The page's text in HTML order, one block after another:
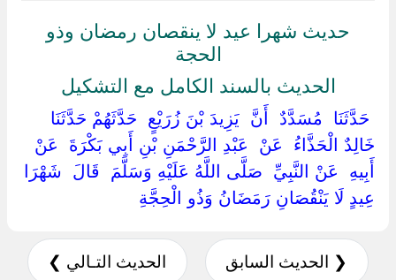
حديث شهرا عيد لا ينقصان رمضان وذو
الحجة
الحديث بالسند الكامل مع التشكيل
‏ ‏حَدَّثَنَا ‏ ‏مُسَدَّدٌ ‏ ‏أَنَّ ‏ ‏يَزِيدَ بْنَ زُرَيْعٍ ‏ ‏حَدَّثَهُمْ حَدَّثَنَا ‏
‏خَالِدٌ الْحَذَّاءُ ‏ ‏عَنْ ‏ ‏عَبْدِ الرَّحْمَنِ بْنِ أَبِي بَكْرَةَ ‏ ‏عَنْ ‏
‏أَبِيهِ ‏ ‏عَنْ النَّبِيِّ ‏ ‏صَلَّى اللَّهُ عَلَيْهِ وَسَلَّمَ ‏ ‏قَالَ ‏ ‏شَهْرَا
عِيدٍ لَا يَنْقُصَانِ رَمَضَانُ وَذُو الْحِجَّةِ ‏
❮ الحديث السابق الحديث التـالي ❯